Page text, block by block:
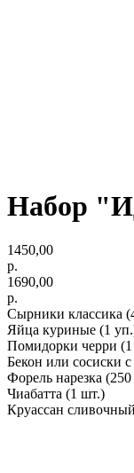
Набор
1450,00
р.
1690,00
р.
Сырники классика
Яйца куриные (1
Помидорки черри
Бекон или сосиски
Форель нарезка (250
Чиабатта (1 шт.)
Круассан